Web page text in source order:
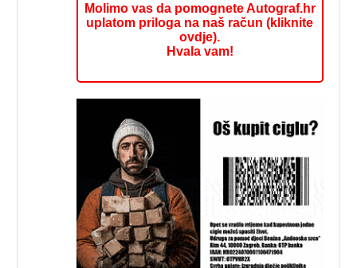
Molimo vas da pomognete Autograf.hr
uplatom priloga na naš račun (kliknite
ovdje).
Hvala vam!